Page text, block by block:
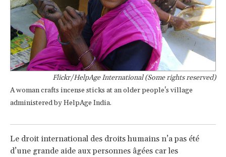
Flickr/HelpAge International (Some rights reserved)
A woman crafts incense sticks at an older people's village
administered by HelpAge India.
Le droit international des droits humains n’a pas été
d’une grande aide aux personnes âgées car les